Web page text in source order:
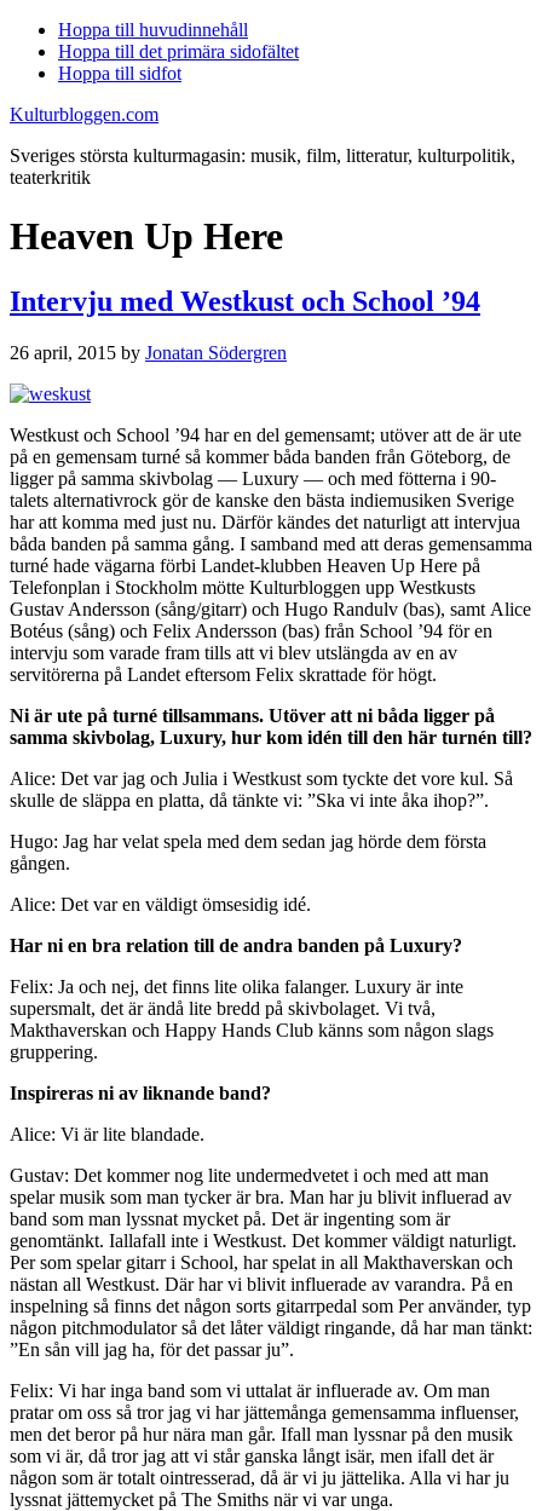
Hoppa till huvudinnehåll
Hoppa till det primära sidofältet
Hoppa till sidfot
Kulturbloggen.com
Sveriges största kulturmagasin: musik, film, litteratur, kulturpolitik,
teaterkritik
Heaven Up Here
Intervju med Westkust och School ’94
26 april, 2015 by Jonatan Södergren
Westkust och School ’94 har en del gemensamt; utöver att de är ute
på en gemensam turné så kommer båda banden från Göteborg, de
ligger på samma skivbolag — Luxury — och med fötterna i 90-
talets alternativrock gör de kanske den bästa indiemusiken Sverige
har att komma med just nu. Därför kändes det naturligt att intervjua
båda banden på samma gång. I samband med att deras gemensamma
turné hade vägarna förbi Landet-klubben Heaven Up Here på
Telefonplan i Stockholm mötte Kulturbloggen upp Westkusts
Gustav Andersson (sång/gitarr) och Hugo Randulv (bas), samt Alice
Botéus (sång) och Felix Andersson (bas) från School ’94 för en
intervju som varade fram tills att vi blev utslängda av en av
servitörerna på Landet eftersom Felix skrattade för högt.
Ni är ute på turné tillsammans. Utöver att ni båda ligger på
samma skivbolag, Luxury, hur kom idén till den här turnén till?
Alice: Det var jag och Julia i Westkust som tyckte det vore kul. Så
skulle de släppa en platta, då tänkte vi: ”Ska vi inte åka ihop?”.
Hugo: Jag har velat spela med dem sedan jag hörde dem första
gången.
Alice: Det var en väldigt ömsesidig idé.
Har ni en bra relation till de andra banden på Luxury?
Felix: Ja och nej, det finns lite olika falanger. Luxury är inte
supersmalt, det är ändå lite bredd på skivbolaget. Vi två,
Makthaverskan och Happy Hands Club känns som någon slags
gruppering.
Inspireras ni av liknande band?
Alice: Vi är lite blandade.
Gustav: Det kommer nog lite undermedvetet i och med att man
spelar musik som man tycker är bra. Man har ju blivit influerad av
band som man lyssnat mycket på. Det är ingenting som är
genomtänkt. Iallafall inte i Westkust. Det kommer väldigt naturligt.
Per som spelar gitarr i School, har spelat in all Makthaverskan och
nästan all Westkust. Där har vi blivit influerade av varandra. På en
inspelning så finns det någon sorts gitarrpedal som Per använder, typ
någon pitchmodulator så det låter väldigt ringande, då har man tänkt:
”En sån vill jag ha, för det passar ju”.
Felix: Vi har inga band som vi uttalat är influerade av. Om man
pratar om oss så tror jag vi har jättemånga gemensamma influenser,
men det beror på hur nära man går. Ifall man lyssnar på den musik
som vi är, då tror jag att vi står ganska långt isär, men ifall det är
någon som är totalt ointresserad, då är vi ju jättelika. Alla vi har ju
lyssnat jättemycket på The Smiths när vi var unga.